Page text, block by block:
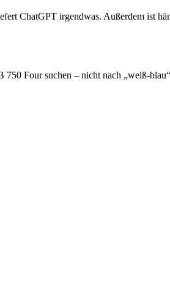
ChatGPT irgendwas. Außerdem ist
Four suchen – nicht nach „weiß-